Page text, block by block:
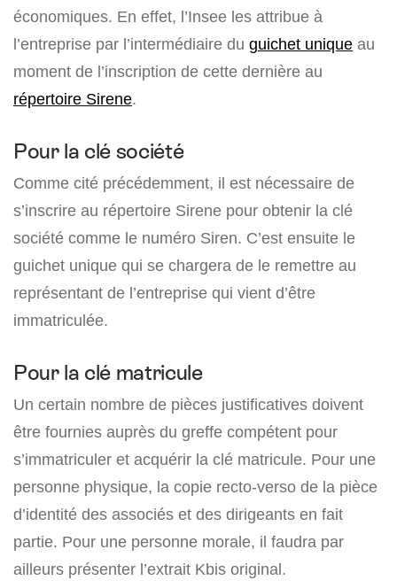
économiques. En effet, l’Insee les attribue à
l’entreprise par l’intermédiaire du guichet unique au
moment de l’inscription de cette dernière au
répertoire Sirene.
Pour la clé société
Comme cité précédemment, il est nécessaire de
s’inscrire au répertoire Sirene pour obtenir la clé
société comme le numéro Siren. C’est ensuite le
guichet unique qui se chargera de le remettre au
représentant de l’entreprise qui vient d’être
immatriculée.
Pour la clé matricule
Un certain nombre de pièces justificatives doivent
être fournies auprès du greffe compétent pour
s’immatriculer et acquérir la clé matricule. Pour une
personne physique, la copie recto-verso de la pièce
d’identité des associés et des dirigeants en fait
partie. Pour une personne morale, il faudra par
ailleurs présenter l’extrait Kbis original.